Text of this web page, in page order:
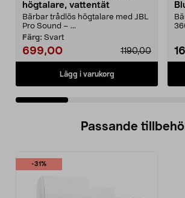
högtalare, vattentät
Bärbar trådlös högtalare med JBL
Pro Sound – ...
Färg: Svart
699,00 1190,00
Lägg i varukorg
Passande
-31%